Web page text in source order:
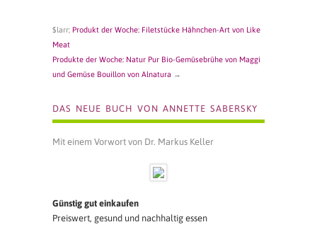
$larr; Produkt der Woche: Filetstücke Hähnchen-Art von Like
Meat
Produkte der Woche: Natur Pur Bio-Gemüsebrühe von Maggi
und Gemüse Bouillon von Alnatura →
DAS NEUE BUCH VON ANNETTE SABERSKY
Mit einem Vorwort von Dr. Markus Keller
Günstig gut einkaufen
Preiswert, gesund und nachhaltig essen